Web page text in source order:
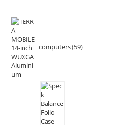
computers 59